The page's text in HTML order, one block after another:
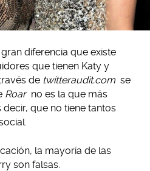
diferencia que existe
que tienen Katy y
de twitteraudit.com se
Roar no es la que más
decir, que no tiene tantos
la mayoría de las
son falsas.